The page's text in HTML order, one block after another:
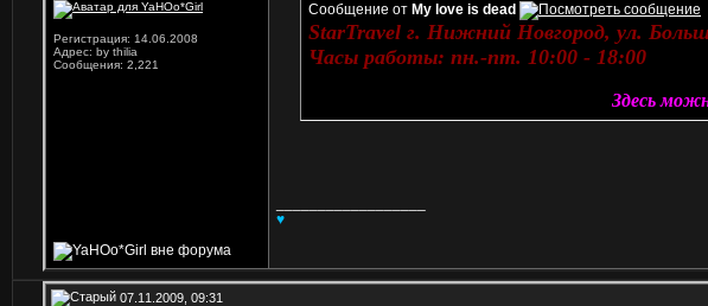
Регистрация: 14.06.2008
Адрес: by thilia
Сообщения: 2,221
Сообщение от My love is dead
StarTravel г. Нижний Новгород, ул.
Часы работы: пн.-пт. 10:00 - 18:00
Здесь
♥
07.11.2009, 09:31